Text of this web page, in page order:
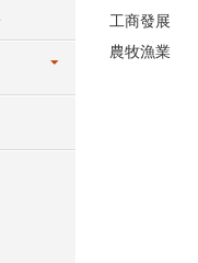
工商發展
農牧漁業